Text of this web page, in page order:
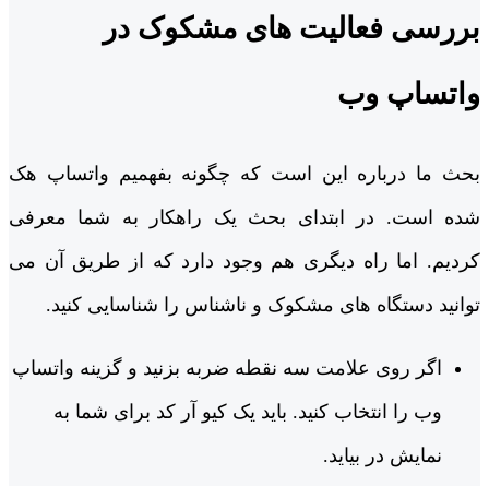
بررسی فعالیت ‌های مشکوک در
واتساپ وب
بحث ما درباره این است که چگونه بفهمیم واتساپ هک
شده است. در ابتدای بحث یک راهکار به شما معرفی
کردیم. اما راه دیگری هم وجود دارد که از طریق آن می
‌توانید دستگاه ‌های مشکوک و ناشناس را شناسایی کنید.
اگر روی علامت سه نقطه ضربه بزنید و گزینه واتساپ
وب را انتخاب کنید. باید یک کیو آر کد برای شما به
نمایش در بیاید.